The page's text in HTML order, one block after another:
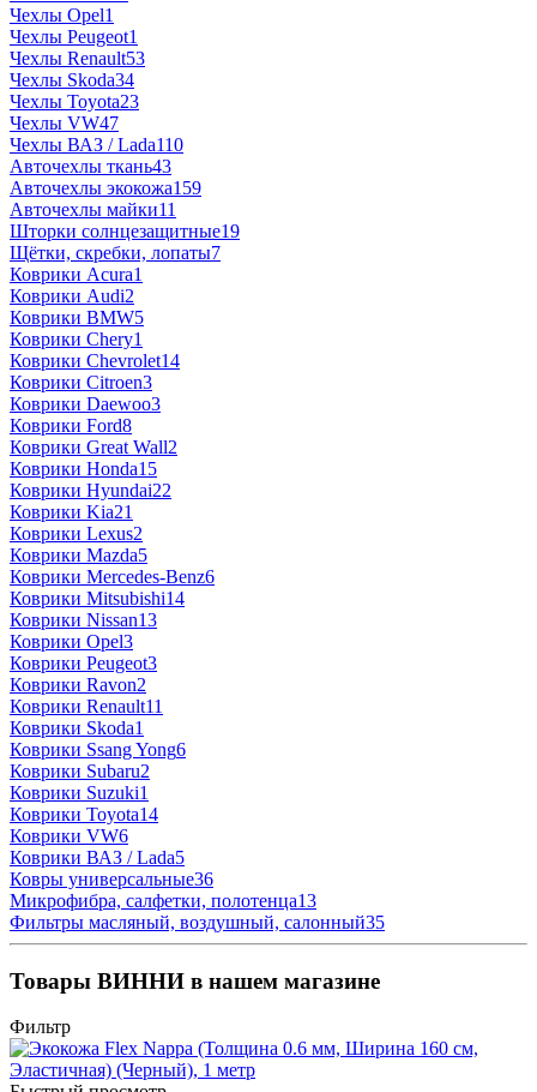
Чехлы Opel1
Чехлы Peugeot1
Чехлы Renault53
Чехлы Skoda34
Чехлы Toyota23
Чехлы VW47
Чехлы ВАЗ / Lada110
Авточехлы ткань43
Авточехлы экокожа159
Авточехлы майки11
Шторки солнцезащитные19
Щётки, скребки, лопаты7
Коврики Acura1
Коврики Audi2
Коврики BMW5
Коврики Chery1
Коврики Chevrolet14
Коврики Citroen3
Коврики Daewoo3
Коврики Ford8
Коврики Great Wall2
Коврики Honda15
Коврики Hyundai22
Коврики Kia21
Коврики Lexus2
Коврики Mazda5
Коврики Mercedes-Benz6
Коврики Mitsubishi14
Коврики Nissan13
Коврики Opel3
Коврики Peugeot3
Коврики Ravon2
Коврики Renault11
Коврики Skoda1
Коврики Ssang Yong6
Коврики Subaru2
Коврики Suzuki1
Коврики Toyota14
Коврики VW6
Коврики ВАЗ / Lada5
Ковры универсальные36
Микрофибра, салфетки, полотенца13
Фильтры масляный, воздушный, салонный35
Товары ВИННИ в нашем магазине
Фильтр